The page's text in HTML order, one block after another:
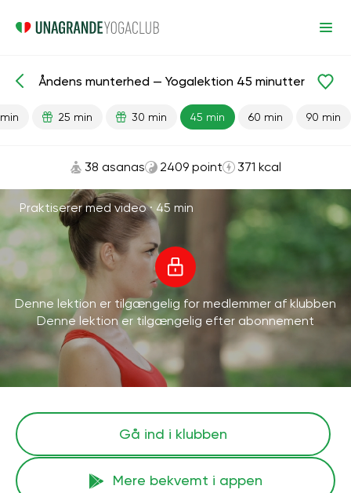
Færdiglavede lektioner Energi
Åndens munterhed — Yogalektion 45 minutter
25 min 30 min 45 min 60 min 90 min
38 asanas 2409 point 371 kcal
Praktiserer med video · 45 min
Denne lektion er tilgængelig for medlemmer af klubben
Denne lektion er tilgængelig efter abonnement
Gå ind i klubben
Mere bekvemt i appen